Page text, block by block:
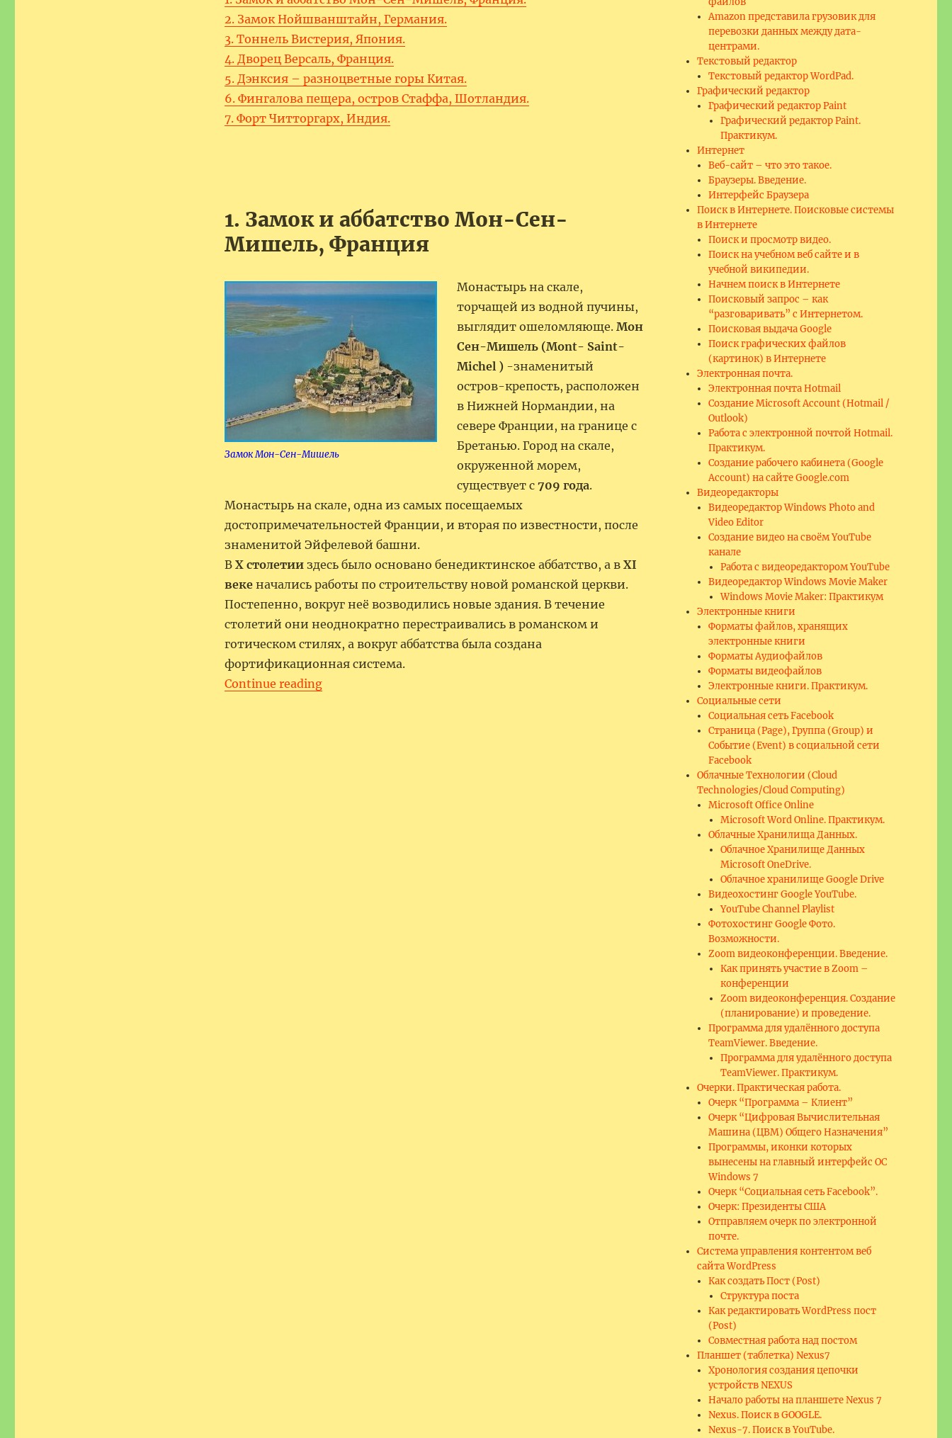
2. Замок Нойшванштайн, Германия.
3. Тоннель Вистерия, Япония.
4. Дворец Версаль, Франция.
5. Дэнксия – разноцветные горы Китая.
6. Фингалова пещера, остров Стаффа, Шотландия.
7. Форт Читторгарх, Индия.
1. Замок и аббатство Мон-Сен-
Мишель, Франция
Замок Мон-Сен-Мишель
Монастырь на скале,
торчащей из водной пучины,
выглядит ошеломляюще. Мон
Сен-Мишель (Мont- Saint-
Michel ) -знаменитый
остров-крепость, расположен
в Нижней Нормандии, на
севере Франции, на границе с
Бретанью. Город на скале,
окруженной морем,
существует с 709 года.
Монастырь на скале, одна из самых посещаемых
достопримечательностей Франции, и вторая по известности, после
знаменитой Эйфелевой башни.
В X столетииздесь было основано бенедиктинское аббатство, а в XI
векеначались работы по строительству новой романской церкви.
Постепенно, вокруг неё возводились новые здания. В течение
столетий они неоднократно перестраивались в романском и
готическом стилях, а вокруг аббатства была создана
фортификационная система.
Continue reading“Семь Сказочных Мест Мира”
Amazon представила грузовик для
перевозки данных между дата-
центрами.
Текстовый редактор
Текстовый редактор WordPad.
Графический редактор
Графический редактор Paint
Графический редактор Paint.
Практикум.
Интернет
Веб-сайт – что это такое.
Браузеры. Введение.
Интерфейс Браузера
Поиск в Интернете. Поисковые системы
в Интернете
Поиск и просмотр видео.
Поиск на учебном веб сайте и в
учебной википедии.
Начнем поиск в Интернете
Поисковый запрос – как
“разговаривать” с Интернетом.
Поисковая выдача Google
Поиск графических файлов
(картинок) в Интернете
Электронная почта.
Электронная почта Hotmail
Создание Microsoft Account (Hotmail /
Outlook)
Работа с электронной почтой Hotmail.
Практикум.
Создание рабочего кабинета (Google
Account) на сайте Google.com
Видеоредакторы
Видеоредактор Windows Photo and
Video Editor
Создание видео на своём YouTube
канале
Работа с видеоредактором YouTube
Видеоредактор Windows Movie Maker
Windows Movie Maker: Практикум
Электронные книги
Форматы файлов, хранящих
электронные книги
Форматы Аудиофайлов
Форматы видеофайлов
Электронные книги. Практикум.
Социальные сети
Социальная сеть Facebook
Страница (Page), Группа (Group) и
Событие (Event) в социальной сети
Facebook
Облачные Технологии (Cloud
Technologies/Cloud Computing)
Microsoft Office Online
Microsoft Word Online. Практикум.
Облачные Хранилища Данных.
Облачное Хранилище Данных
Microsoft OneDrive.
Облачное хранилище Google Drive
Видеохостинг Google YouTube.
YouTube Channel Playlist
Фотохостинг Google Фото.
Возможности.
Zoom видеоконференции. Введение.
Как принять участие в Zoom –
конференции
Zoom видеоконференция. Создание
(планирование) и проведение.
Программа для удалённого доступа
TeamViewer. Введение.
Программа для удалённого доступа
TeamViewer. Практикум.
Очерки. Практическая работа.
Очерк “Программа – Клиент”
Очерк “Цифровая Вычислительная
Машина (ЦВМ) Общего Назначения”
Программы, иконки которых
вынесены на главный интерфейс ОС
Windows 7
Очерк “Социальная сеть Facebook”.
Очерк: Президенты США
Отправляем очерк по электронной
почте.
Система управления контентом веб
сайта WordPress
Как создать Пост (Post)
Структура поста
Как редактировать WordPress пост
(Post)
Совместная работа над постом
Планшет (таблетка) Nexus7
Хронология создания цепочки
устройств NEXUS
Начало работы на планшете Nexus 7
Nexus. Поиск в GOOGLE.
Nexus-7. Поиск в YouTube.